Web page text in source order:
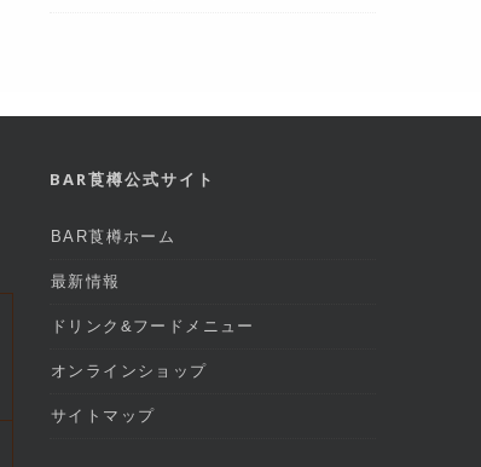
BAR莨樽公式サイト
BAR莨樽ホーム
最新情報
ドリンク&フードメニュー
オンラインショップ
サイトマップ